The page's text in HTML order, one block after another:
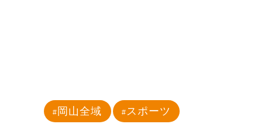
岡山全域 スポーツ